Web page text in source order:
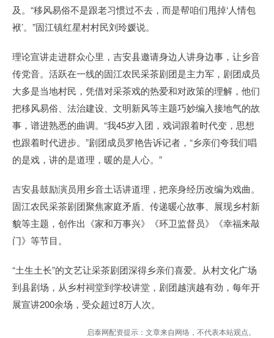
及。“移风易俗不是跟老习惯过不去，而是帮咱们甩掉‘人情包
袱’。”固江镇红星村村民刘玲媛说。
理论宣讲走进群众心里，吉安县邀请身边人讲身边事，让乡音
传党音。活跃在一线的固江农民采茶剧团是主力军，剧团成员
大多是当地村民，凭借对采茶戏的热爱和对政策的理解，他们
把移风易俗、法治建设、文明新风等主题巧妙编入接地气的故
事，谱进熟悉的曲调。“我45岁入团，戏词跟着时代变，思想
也跟着时代进步。”剧团成员罗艳告诉记者，“乡亲们夸我们唱
的是戏，讲的是道理，暖的是人心。”
吉安县鼓励演员用乡音土话讲道理，把亲身经历改编为戏曲。
固江农民采茶剧团聚焦家庭矛盾、传递暖心故事、展现乡村新
貌等主题，创作出《家和万事兴》《环卫监督员》《幸福来敲
门》等节目。
“土生土长”的文艺让采茶剧团深得乡亲们喜爱。从村文化广场
到县剧场，从乡村祠堂到学校讲堂，剧团越演越有劲，每年开
展宣讲200余场，受众超过8万人次。
启泰网配资提示：文章来自网络，不代表本站观点。